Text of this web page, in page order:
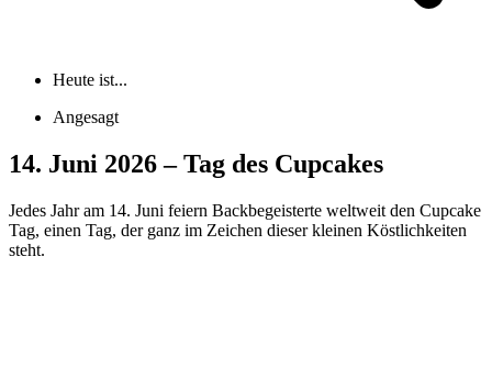
Heute ist...
Angesagt
14. Juni 2026 – Tag des Cupcakes
Jedes Jahr am 14. Juni feiern Backbegeisterte weltweit den Cupcake
Tag, einen Tag, der ganz im Zeichen dieser kleinen Köstlichkeiten
steht.